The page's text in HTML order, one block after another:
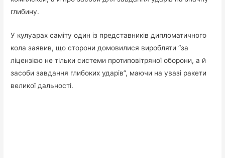
глибину.
У кулуарах саміту один із представників дипломатичного
кола заявив, що сторони домовилися виробляти “за
ліцензією не тільки системи протиповітряної оборони, а й
засоби завдання глибоких ударів”, маючи на увазі ракети
великої дальності.